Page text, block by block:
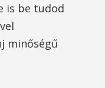
is be tudod
minőségű